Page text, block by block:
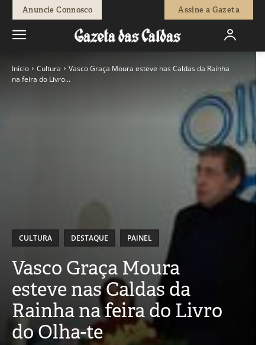
Anuncie Connosco Assine a Gazeta
Início Cultura
Vasco Graça Moura esteve nas Caldas da Rainha
na feira do Livro...
CULTURA DESTAQUE PAINEL
Vasco Graça Moura
esteve nas Caldas da
Rainha na feira do Livro
do Olha-te